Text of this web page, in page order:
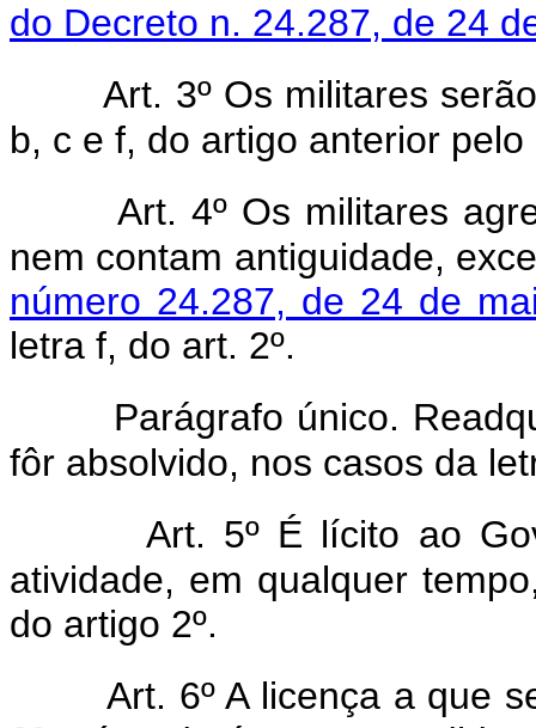
do Decreto n. 24.287, de 24
Art. 3º Os militares
b, c e f, do artigo anterior
Art. 4º Os militares
nem contam antiguidade,
número 24.287, de 24 de
letra f, do art. 2º.
Parágrafo único.
fôr absolvido, nos casos da
Art. 5º É lícito ao
atividade, em qualquer
do artigo 2º.
Art. 6º A licença a que